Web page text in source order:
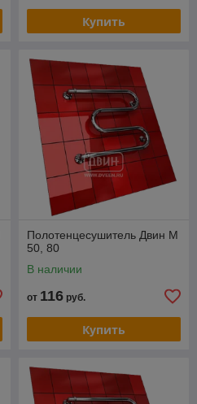
Купить
Полотенцесушитель Двин M
50, 80
В наличии
от 116 руб.
Купить